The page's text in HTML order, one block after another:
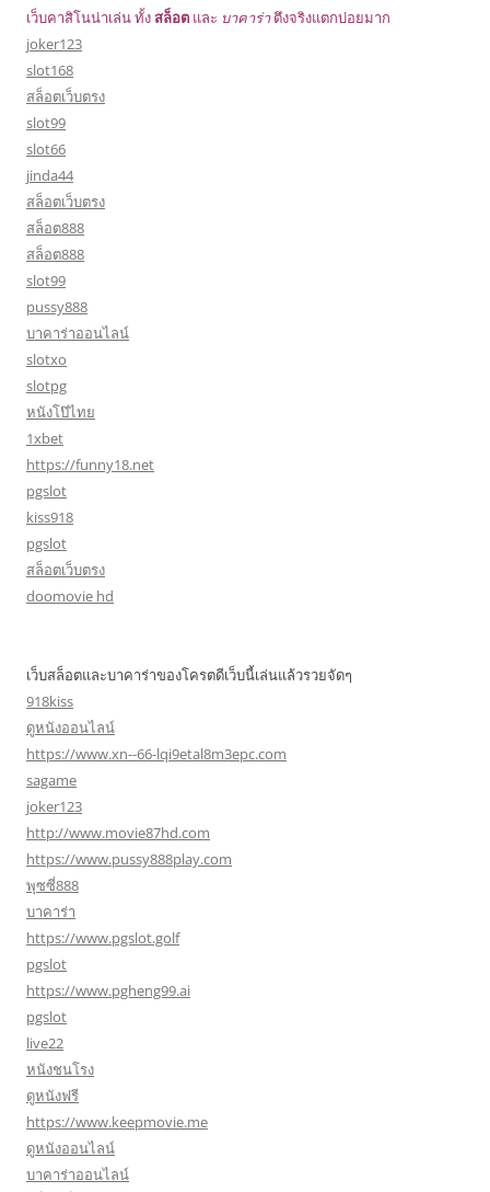
เว็บคาสิโนน่าเล่น ทั้งสล็อต และ บาคาร่าตึงจริงแตกบ่อยมาก
joker123
slot168
สล็อตเว็บตรง
slot99
slot66
jinda44
สล็อตเว็บตรง
สล็อต888
สล็อต888
slot99
pussy888
บาคาร่าออนไลน์
slotxo
slotpg
หนังโป๊ไทย
1xbet
https://funny18.net
pgslot
kiss918
pgslot
สล็อตเว็บตรง
doomovie hd
เว็บสล็อตและบาคาร่าของโครตดีเว็บนี้เล่นแล้วรวยจัดๆ
918kiss
ดูหนังออนไลน์
https://www.xn--66-lqi9etal8m3epc.com
sagame
joker123
http://www.movie87hd.com
https://www.pussy888play.com
พุซซี่888
บาคาร่า
https://www.pgslot.golf
pgslot
https://www.pgheng99.ai
pgslot
live22
หนังชนโรง
ดูหนังฟรี
https://www.keepmovie.me
ดูหนังออนไลน์
บาคาร่าออนไลน์